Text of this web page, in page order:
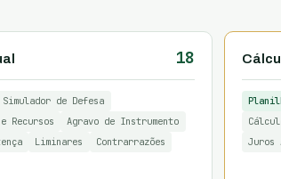
18
Simulador de Defesa
Recursos
Agravo de Instrumento
Liminares
Contrarrazões
Juros